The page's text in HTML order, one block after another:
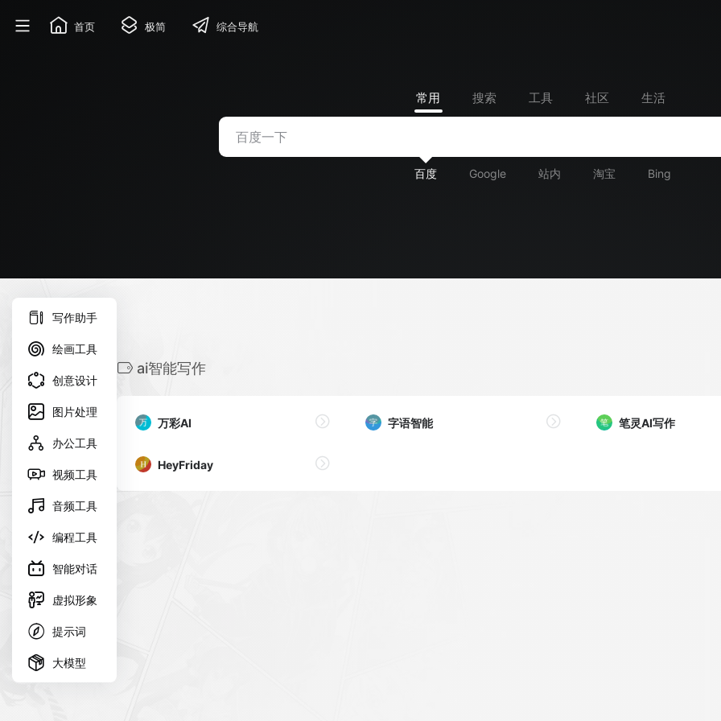
首页 极简 综合导航
常用 搜索 工具 社区 生活
百度 Google 站内 淘宝 Bing
写作助手
绘画工具
创意设计
图片处理
办公工具
视频工具
音频工具
编程工具
智能对话
虚拟形象
提示词
大模型
ai智能写作
万彩AI 字语智能 笔灵AI写作
HeyFriday